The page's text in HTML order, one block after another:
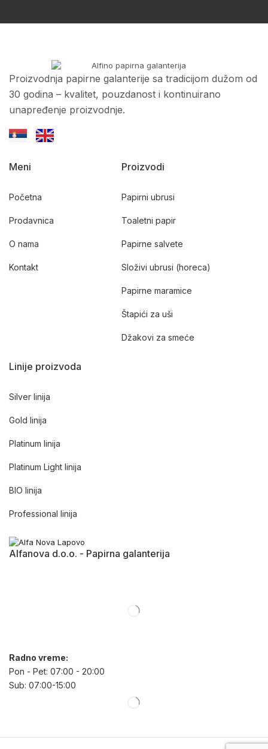
Proizvodnja papirne galanterije sa tradicijom dužom od
30 godina – kvalitet, pouzdanost i kontinuirano
unapređenje proizvodnje.
Meni
Početna
Prodavnica
O nama
Kontakt
Proizvodi
Papirni ubrusi
Toaletni papir
Papirne salvete
Složivi ubrusi (horeca)
Papirne maramice
Štapići za uši
Džakovi za smeće
Linije proizvoda
Silver linija
Gold linija
Platinum linija
Platinum Light linija
BIO linija
Professional linija
Alfanova d.o.o. - Papirna galanterija
Radno vreme:
Pon - Pet: 07:00 - 20:00
Sub: 07:00-15:00